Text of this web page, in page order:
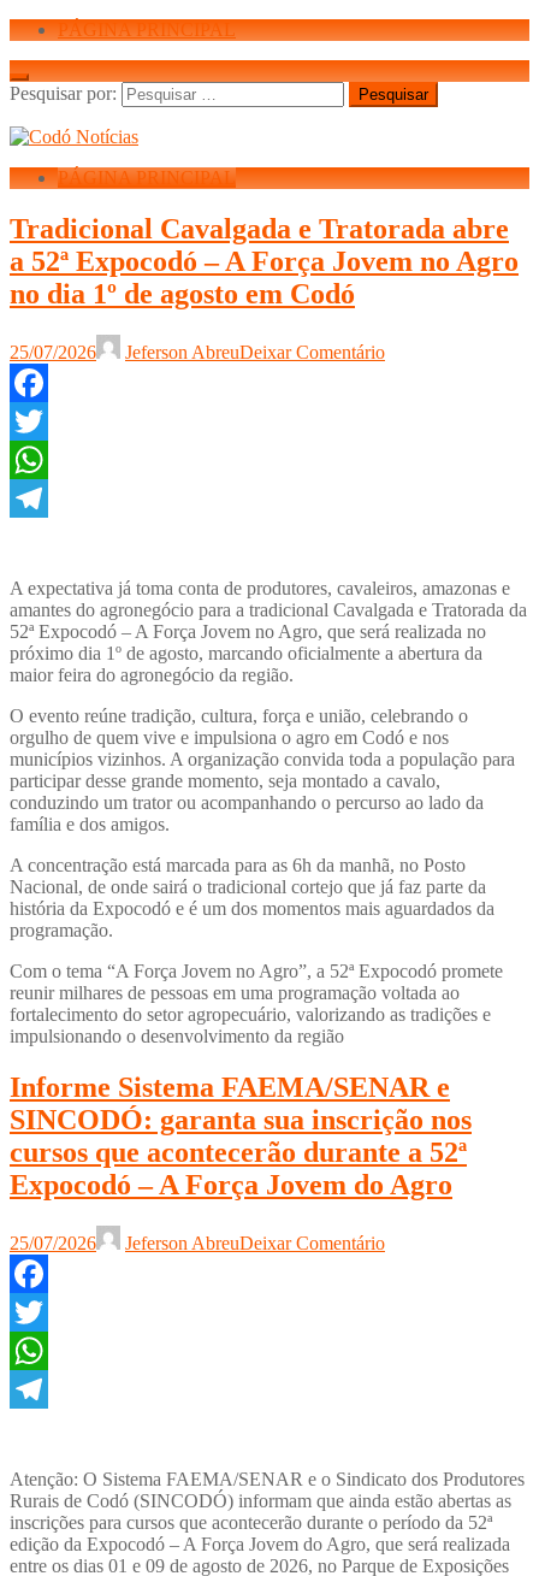
PÁGINA PRINCIPAL
Pesquisar por:
PÁGINA PRINCIPAL
Tradicional Cavalgada e Tratorada abre
a 52ª Expocodó – A Força Jovem no Agro
no dia 1º de agosto em Codó
25/07/2026 Jeferson AbreuDeixar Comentário
Facebook
Twitter
WhatsApp
A expectativa já toma conta de produtores, cavaleiros, amazonas e
amantes do agronegócio para a tradicional Cavalgada e Tratorada da
52ª Expocodó – A Força Jovem no Agro, que será realizada no
próximo dia 1º de agosto, marcando oficialmente a abertura da
maior feira do agronegócio da região.
O evento reúne tradição, cultura, força e união, celebrando o
orgulho de quem vive e impulsiona o agro em Codó e nos
municípios vizinhos. A organização convida toda a população para
participar desse grande momento, seja montado a cavalo,
conduzindo um trator ou acompanhando o percurso ao lado da
família e dos amigos.
A concentração está marcada para as 6h da manhã, no Posto
Nacional, de onde sairá o tradicional cortejo que já faz parte da
história da Expocodó e é um dos momentos mais aguardados da
programação.
Com o tema “A Força Jovem no Agro”, a 52ª Expocodó promete
reunir milhares de pessoas em uma programação voltada ao
fortalecimento do setor agropecuário, valorizando as tradições e
impulsionando o desenvolvimento da região
Informe Sistema FAEMA/SENAR e
SINCODÓ: garanta sua inscrição nos
cursos que acontecerão durante a 52ª
Expocodó – A Força Jovem do Agro
25/07/2026 Jeferson AbreuDeixar Comentário
Facebook
Twitter
WhatsApp
Atenção: O Sistema FAEMA/SENAR e o Sindicato dos Produtores
Rurais de Codó (SINCODÓ) informam que ainda estão abertas as
inscrições para cursos que acontecerão durante o período da 52ª
edição da Expocodó – A Força Jovem do Agro, que será realizada
entre os dias 01 e 09 de agosto de 2026, no Parque de Exposições